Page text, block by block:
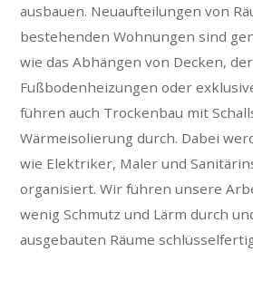
ausbauen. Neuaufteilungen von
bestehenden Wohnungen sind
wie das Abhängen von Decken,
Fußbodenheizungen oder
führen auch Trockenbau mit
Wärmeisolierung durch. Dabei
wie Elektriker, Maler und
organisiert. Wir führen unsere
wenig Schmutz und Lärm durch
ausgebauten Räume